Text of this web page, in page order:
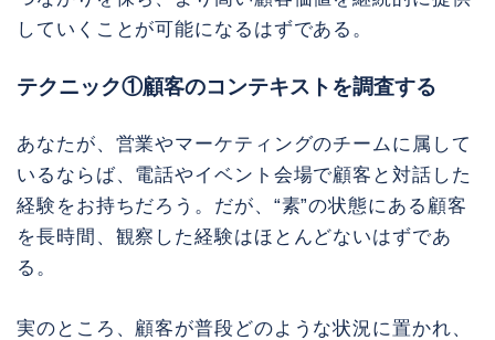
していくことが可能になるはずである。
テクニック①顧客のコンテキストを調査する
あなたが、営業やマーケティングのチームに属して
いるならば、電話やイベント会場で顧客と対話した
経験をお持ちだろう。だが、“素”の状態にある顧客
を長時間、観察した経験はほとんどないはずであ
る。
実のところ、顧客が普段どのような状況に置かれ、